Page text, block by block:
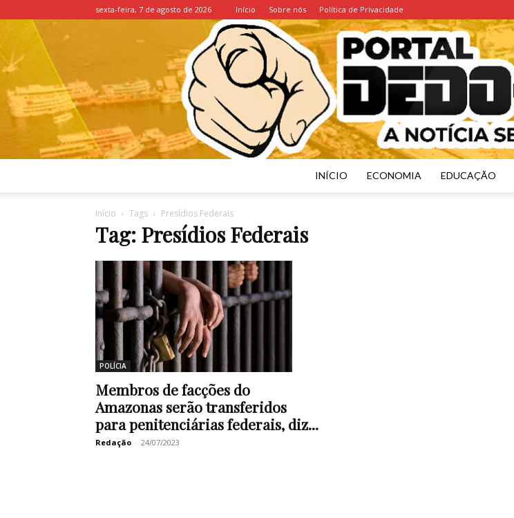
sexta-feira, 7 de agosto de 2026 Início Sobre nós Política de Privacidade
INÍCIO ECONOMIA EDUCAÇÃO
Início Tags Presídios Federais
Tag: Presídios Federais
POLÍCIA
Membros de facções do
Amazonas serão transferidos
para penitenciárias federais, diz...
Redação - 24/07/2023